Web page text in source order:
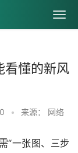
看懂的新风
• 来源： 网络
“一张图、三步